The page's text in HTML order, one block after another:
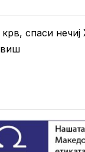
крв, спаси